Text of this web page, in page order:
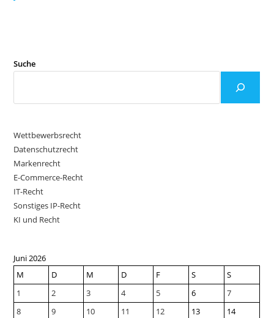
Suche
Wettbewerbsrecht
Datenschutzrecht
Markenrecht
E-Commerce-Recht
IT-Recht
Sonstiges IP-Recht
KI und Recht
Juni 2026
M
D M D F S
S
1
2 3 4 5 6
7
8
9 10 11 12 13
14